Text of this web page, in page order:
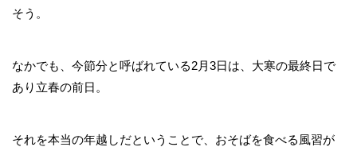
そう。
なかでも、今節分と呼ばれている2月3日は、大寒の最終日で
あり立春の前日。
それを本当の年越しだということで、おそばを食べる風習が